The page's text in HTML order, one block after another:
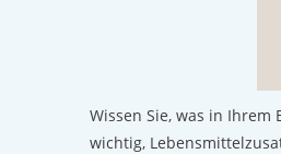
Wissen Sie, was in
wichtig,